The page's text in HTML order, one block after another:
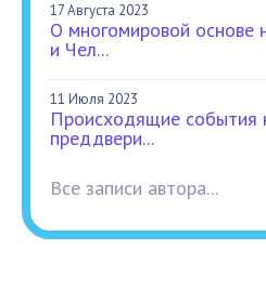
17 Августа 2023
О многомировой основе
и Чел...
11 Июля 2023
Происходящие события
преддвери...
Все записи автора...